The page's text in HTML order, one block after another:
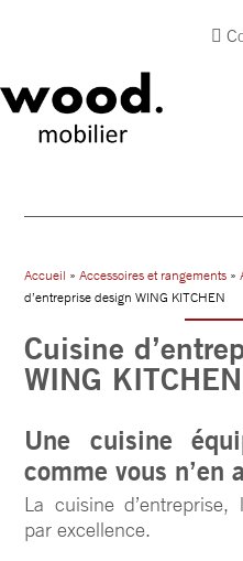
Accueil »Accessoires et rangements »
d’entreprise design WING KITCHEN
Cuisine
WING KITCHEN
Une cuisine
comme vous n’en
La cuisine
par excellence.